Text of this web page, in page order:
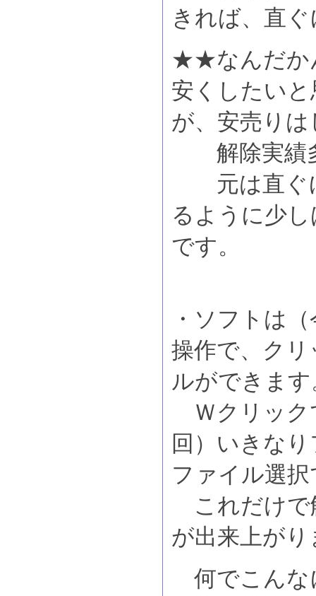
きれば、直
★★なんだか
安くしたい
が、安売り
解除実績
元は直ぐ
るように少
です。
・ソフトは
操作で、ク
ルができます
Ｗクリック
回）いきな
ファイル選択
これだけで
が出来上がり
何でこんな